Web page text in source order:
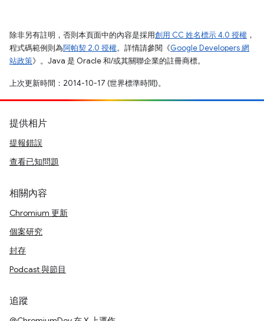
除非另有註明，否則本頁面中的內容是採用創用 CC 姓名標示 4.0 授權 ，
程式碼範例則為阿帕契 2.0 授權。詳情請參閱《Google Developers 網
站政策》。Java 是 Oracle 和/或其關聯企業的註冊商標。
上次更新時間：2014-10-17 (世界標準時間)。
提供相片
提報錯誤
查看已知問題
相關內容
Chromium 更新
個案研究
封存
Podcast 與節目
追蹤